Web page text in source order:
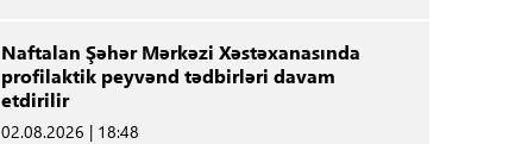
Naftalan Şəhər Mərkəzi Xəstəxanasında
profilaktik peyvənd tədbirləri davam
etdirilir
02.08.2026 | 18:48